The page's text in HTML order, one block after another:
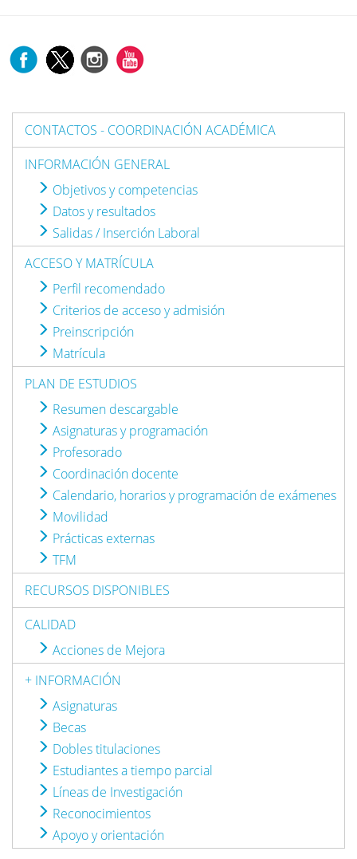
CONTACTOS - COORDINACIÓN ACADÉMICA
INFORMACIÓN GENERAL
Objetivos y competencias
Datos y resultados
Salidas / Inserción Laboral
ACCESO Y MATRÍCULA
Perfil recomendado
Criterios de acceso y admisión
Preinscripción
Matrícula
PLAN DE ESTUDIOS
Resumen descargable
Asignaturas y programación
Profesorado
Coordinación docente
Calendario, horarios y programación de exámenes
Movilidad
Prácticas externas
TFM
RECURSOS DISPONIBLES
CALIDAD
Acciones de Mejora
+ INFORMACIÓN
Asignaturas
Becas
Dobles titulaciones
Estudiantes a tiempo parcial
Líneas de Investigación
Reconocimientos
Apoyo y orientación